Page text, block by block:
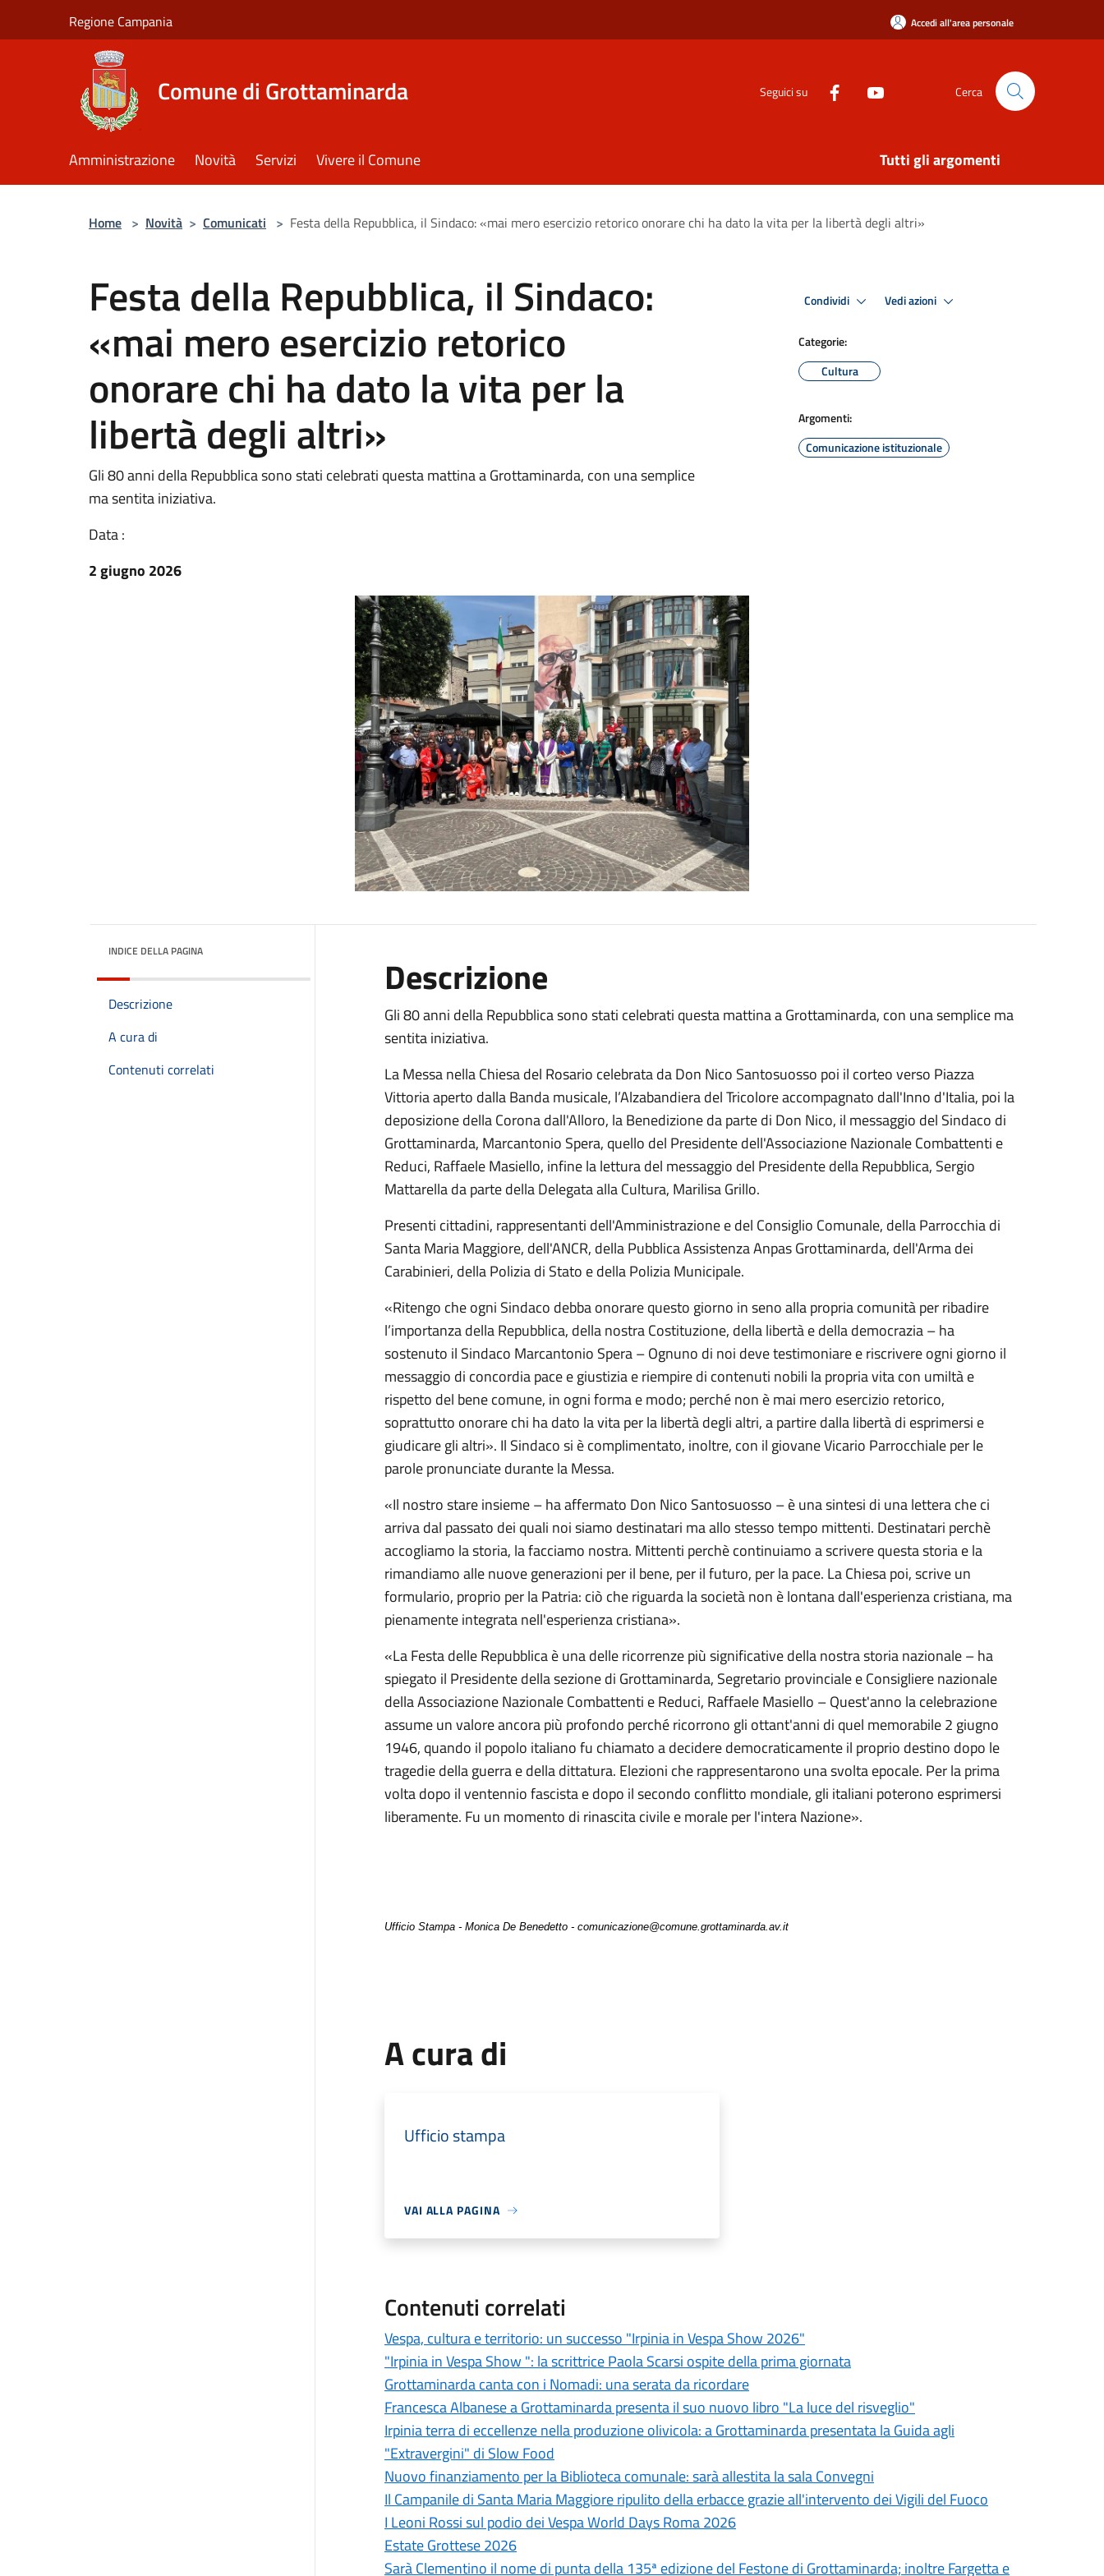
Regione Campania Accedi all'area personale
Comune di Grottaminarda Seguici su Cerca
Amministrazione Novità Servizi Vivere il Comune Tutti gli argomenti
Home > Novità > Comunicati > Festa della Repubblica, il Sindaco: «mai mero esercizio retorico onorare chi ha dato la vita per la libertà degli altri»
Festa della Repubblica, il Sindaco:
«mai mero esercizio retorico
onorare chi ha dato la vita per la
libertà degli altri»
Gli 80 anni della Repubblica sono stati celebrati questa mattina a Grottaminarda, con una semplice
ma sentita iniziativa.
Data :
2 giugno 2026
Condividi Vedi azioni
Categorie:
Cultura
Argomenti:
Comunicazione istituzionale
INDICE DELLA PAGINA
Descrizione
A cura di
Contenuti correlati
Descrizione
Gli 80 anni della Repubblica sono stati celebrati questa mattina a Grottaminarda, con una semplice ma
sentita iniziativa.
La Messa nella Chiesa del Rosario celebrata da Don Nico Santosuosso poi il corteo verso Piazza
Vittoria aperto dalla Banda musicale, l’Alzabandiera del Tricolore accompagnato dall'Inno d'Italia, poi la
deposizione della Corona dall'Alloro, la Benedizione da parte di Don Nico, il messaggio del Sindaco di
Grottaminarda, Marcantonio Spera, quello del Presidente dell'Associazione Nazionale Combattenti e
Reduci, Raffaele Masiello, infinela lettura del messaggio del Presidente della Repubblica, Sergio
Mattarella da parte della Delegata alla Cultura, Marilisa Grillo.
Presenti cittadini, rappresentanti dell'Amministrazione e del Consiglio Comunale, della Parrocchia di
Santa Maria Maggiore, dell'ANCR, della Pubblica Assistenza Anpas Grottaminarda, dell'Arma dei
Carabinieri, della Polizia di Stato e della Polizia Municipale.
«Ritengo che ogni Sindaco debba onorare questo giorno in seno alla propria comunità per ribadire
l’importanza della Repubblica, della nostra Costituzione, della libertà e della democrazia – ha
sostenuto il Sindaco Marcantonio Spera – Ognuno di noi deve testimoniare e riscrivere ogni giorno il
messaggio di concordia pace e giustizia e riempire di contenuti nobili la propria vita con umiltà e
rispetto del bene comune, in ogni forma e modo; perché non è mai mero esercizio retorico,
soprattutto onorare chi ha dato la vita per la libertà degli altri, a partire dalla libertà di esprimersi e
giudicare gli altri». Il Sindaco si è complimentato, inoltre, con il giovane Vicario Parrocchiale per le
parole pronunciate durante la Messa.
«Il nostro stare insieme – ha affermato Don Nico Santosuosso – è una sintesi di una lettera che ci
arriva dal passato dei quali noi siamo destinatari ma allo stesso tempo mittenti. Destinatari perchè
accogliamo la storia, la facciamo nostra. Mittenti perchè continuiamo a scrivere questa storia e la
rimandiamo alle nuove generazioni per il bene, per il futuro, per la pace. La Chiesa poi, scrive un
formulario, proprio per la Patria: ciò che riguarda la società non è lontana dall'esperienza cristiana, ma
pienamente integrata nell'esperienza cristiana».
«La Festa delle Repubblica è una delle ricorrenze più significative della nostra storia nazionale – ha
spiegato il Presidente della sezione di Grottaminarda, Segretario provinciale e Consigliere nazionale
della Associazione Nazionale Combattenti e Reduci, Raffaele Masiello – Quest'anno la celebrazione
assume un valore ancora più profondo perché ricorrono gli ottant'anni di quel memorabile 2 giugno
1946, quando il popolo italiano fu chiamato a decidere democraticamente il proprio destino dopo le
tragedie della guerra e della dittatura. Elezioni che rappresentarono una svolta epocale. Per la prima
volta dopo il ventennio fascista e dopo il secondo conflitto mondiale, gli italiani poterono esprimersi
liberamente. Fu un momento di rinascita civile e morale per l'intera Nazione».
Ufficio Stampa - Monica De Benedetto - comunicazione@comune.grottaminarda.av.it
A cura di
Ufficio stampa
VAI ALLA PAGINA
Contenuti correlati
Vespa, cultura e territorio: un successo "Irpinia in Vespa Show 2026"
"Irpinia in Vespa Show ": la scrittrice Paola Scarsi ospite della prima giornata
Grottaminarda canta con i Nomadi: una serata da ricordare
Francesca Albanese a Grottaminarda presenta il suo nuovo libro "La luce del risveglio"
Irpinia terra di eccellenze nella produzione olivicola: a Grottaminarda presentata la Guida agli
"Extravergini" di Slow Food
Nuovo finanziamento per la Biblioteca comunale: sarà allestita la sala Convegni
Il Campanile di Santa Maria Maggiore ripulito della erbacce grazie all'intervento dei Vigili del Fuoco
I Leoni Rossi sul podio dei Vespa World Days Roma 2026
Estate Grottese 2026
Sarà Clementino il nome di punta della 135ª edizione del Festone di Grottaminarda; inoltre Fargetta e